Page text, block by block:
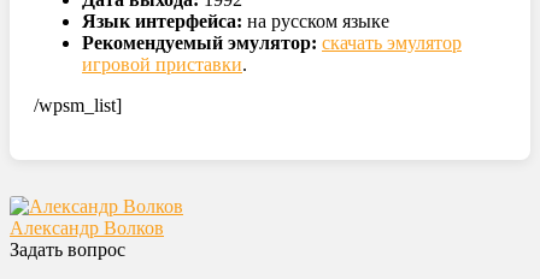
Язык интерфейса: на русском языке
Рекомендуемый эмулятор: скачать эмулятор
игровой приставки.
/wpsm_list]
Александр Волков
Задать вопрос